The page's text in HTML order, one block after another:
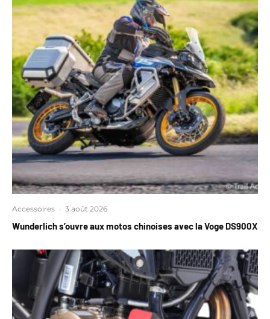
Accessoires · 3 août 2026
Wunderlich s’ouvre aux motos chinoises avec la Voge DS900X